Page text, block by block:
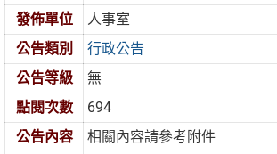
發佈單位
人事室
公告類別
行政公告
公告等級
無
點閱次數
694
公告內容
相關內容請參考附件